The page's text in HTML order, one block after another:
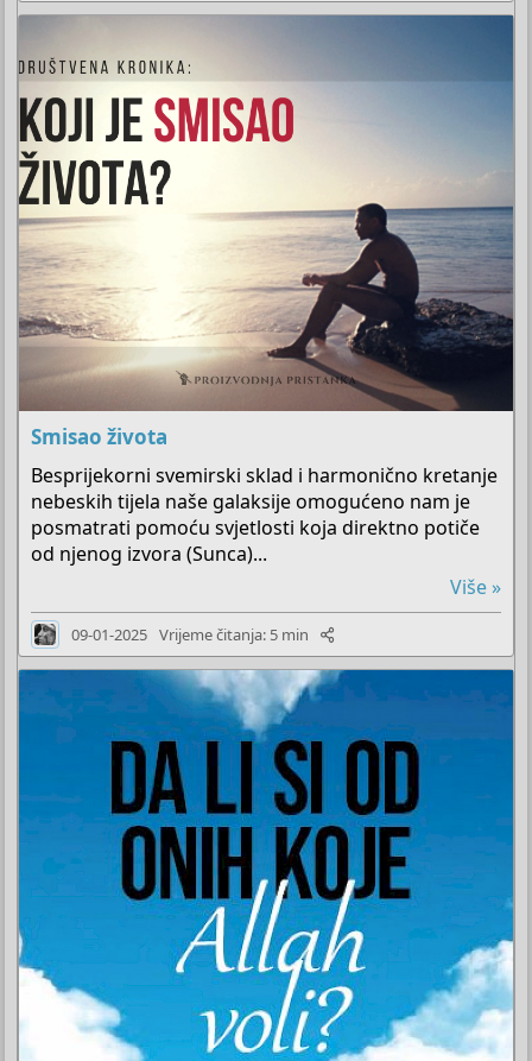
Smisao života
Besprijekorni svemirski sklad i harmonično kretanje
nebeskih tijela naše galaksije omogućeno nam je
posmatrati pomoću svjetlosti koja direktno potiče
od njenog izvora (Sunca)...
Više »
09-01-2025 Vrijeme čitanja: 5 min